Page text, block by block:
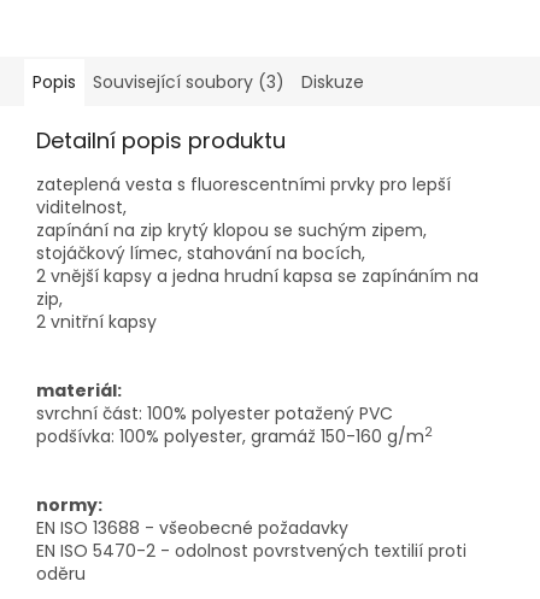
Popis Související soubory (3) Diskuze
Detailní popis produktu
zateplená vesta s fluorescentními prvky pro lepší
viditelnost,
zapínání na zip krytý klopou se suchým zipem,
stojáčkový límec, stahování na bocích,
2 vnější kapsy a jedna hrudní kapsa se zapínáním na
zip,
2 vnitřní kapsy
materiál:
svrchní část: 100% polyester potažený PVC
podšívka: 100% polyester, gramáž 150-160 g/m2
normy:
EN ISO 13688 - všeobecné požadavky
EN ISO 5470-2 - odolnost povrstvených textilií proti
oděru